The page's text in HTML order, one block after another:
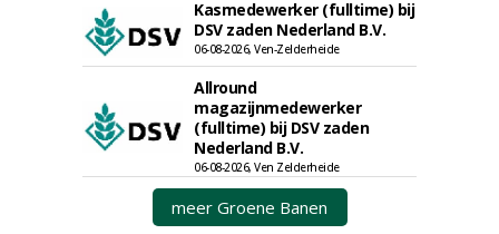
Kasmedewerker (fulltime) bij
DSV zaden Nederland B.V.
06-08-2026, Ven-Zelderheide
Allround
magazijnmedewerker
(fulltime) bij DSV zaden
Nederland B.V.
06-08-2026, Ven Zelderheide
meer Groene Banen